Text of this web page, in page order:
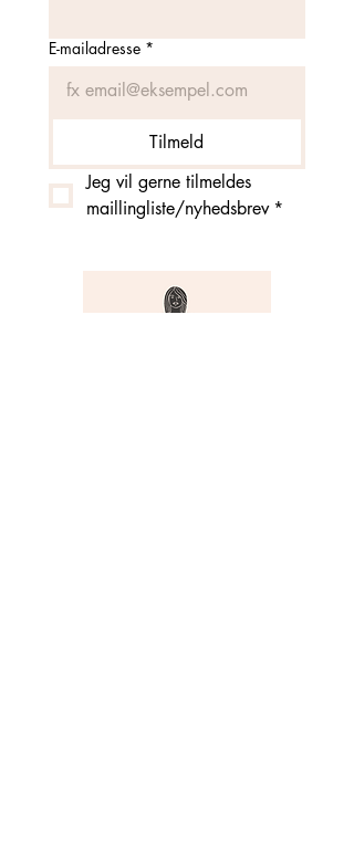
E-mailadresse *
Tilmeld
Jeg vil gerne tilmeldes
maillingliste/nyhedsbrev *